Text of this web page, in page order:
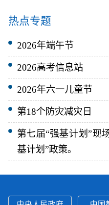
热点专题
2026年端午节
2026高考信息站
2026年六一儿童节
第18个防灾减灾日
第七届“强基计划”现
基计划”政策。